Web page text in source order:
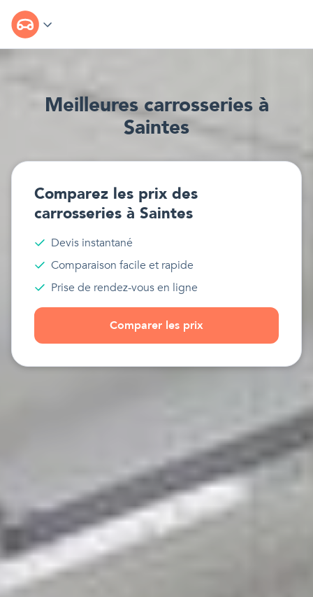
Meilleurescarrosseriesà
Saintes
Comparez les prix des
carrosseries à Saintes
Devis instantané
Comparaison facile et rapide
Prise de rendez-vous en ligne
Comparer les prix